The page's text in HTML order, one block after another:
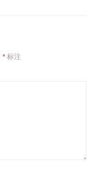
*标注